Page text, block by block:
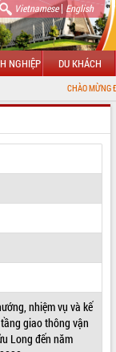
Vietnamese| English
NGHIỆP DU KHÁCH
CHÀO MỪNG ĐẾN VỚI
nhiệm vụ và kế
giao thông vận
Long đến năm